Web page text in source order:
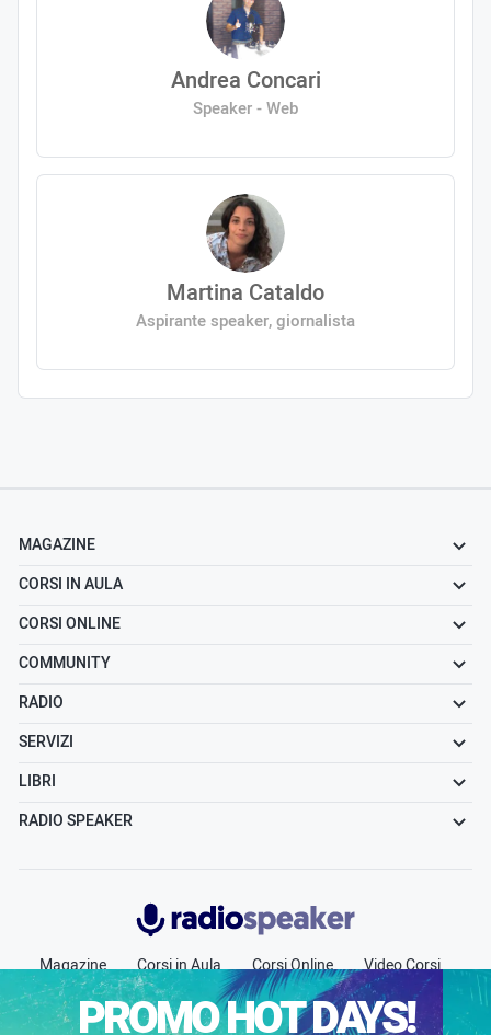
Andrea Concari
Speaker - Web
Martina Cataldo
Aspirante speaker, giornalista
MAGAZINE
CORSI IN AULA
CORSI ONLINE
COMMUNITY
RADIO
SERVIZI
LIBRI
RADIO SPEAKER
Radiospeaker.it
Magazine Corsi in Aula Corsi Online
Video Corsi
Community
Radio Jobs Chi siamo
Contatti
Pubblicità
PROMO HOT DAYS!